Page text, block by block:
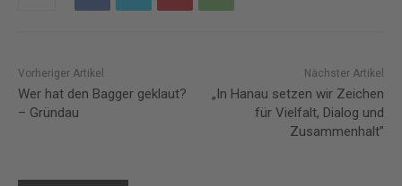
Vorheriger Artikel
Wer hat den Bagger geklaut?
– Gründau
Nächster Artikel
„In Hanau setzen wir Zeichen
für Vielfalt, Dialog und
Zusammenhalt”